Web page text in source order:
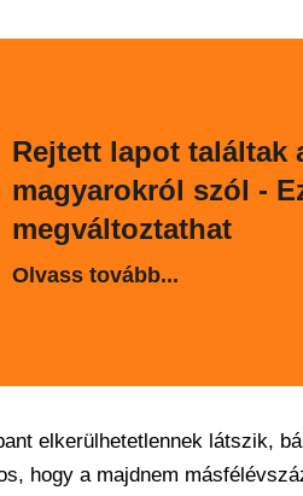
Rejtett lapot találtak
magyarokról szól -
megváltoztathat
Olvass tovább...
elkerülhetetlennek látszik,
hogy a majdnem